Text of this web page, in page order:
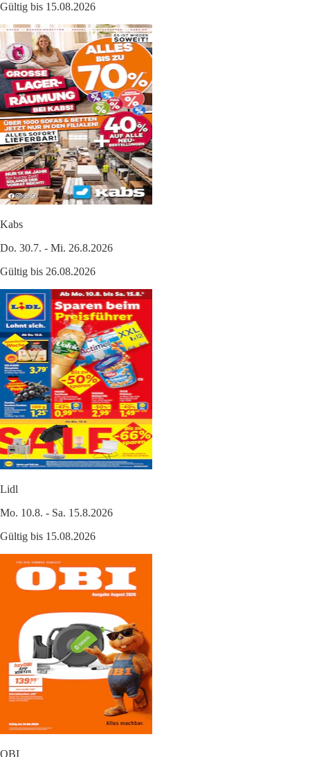
Gültig bis 15.08.2026
Kabs
Do. 30.7. - Mi. 26.8.2026
Gültig bis 26.08.2026
Lidl
Mo. 10.8. - Sa. 15.8.2026
Gültig bis 15.08.2026
OBI